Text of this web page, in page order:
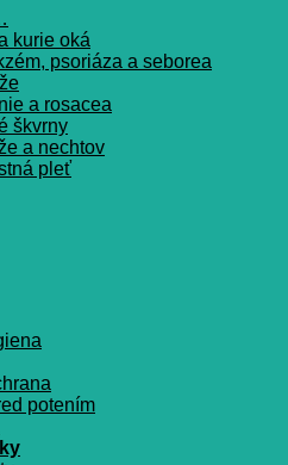
kurie oká
psoriáza a seborea
a rosacea
škvrny
a nechtov
pleť
potením